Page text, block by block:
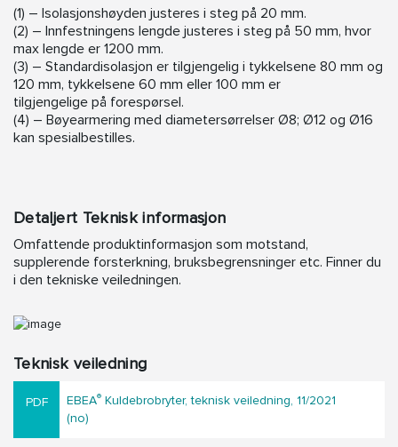
(1) – Isolasjonshøyden justeres i steg på 20 mm.
(2) – Innfestningens lengde justeres i steg på 50 mm, hvor
max lengde er 1200 mm.
(3) – Standardisolasjon er tilgjengelig i tykkelsene 80 mm og
120 mm, tykkelsene 60 mm eller 100 mm er
tilgjengelige på forespørsel.
(4) – Bøyearmering med diametersørrelser Ø8; Ø12 og Ø16
kan spesialbestilles.
Detaljert Teknisk informasjon
Omfattende produktinformasjon som motstand,
supplerende forsterkning, bruksbegrensninger etc. Finner du
i den tekniske veiledningen.
Teknisk veiledning
EBEA® Kuldebrobryter, teknisk veiledning, 11/2021
(no)